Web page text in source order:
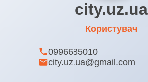
city.uz.ua
Користувач
0996685010
city.uz.ua@gmail.com